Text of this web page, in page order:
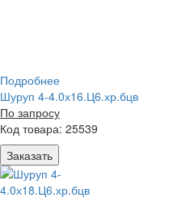
Подробнее
Шуруп 4-4.0х16.Ц6.хр.бцв
По запросу
Код товара: 25539
Заказать